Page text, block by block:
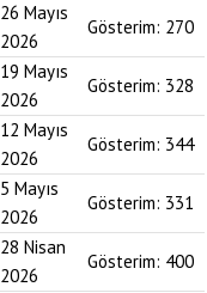
26 Mayıs
2026
Gösterim: 270
19 Mayıs
2026
Gösterim: 328
12 Mayıs
2026
Gösterim: 344
5 Mayıs
2026
Gösterim: 331
28 Nisan
2026
Gösterim: 400